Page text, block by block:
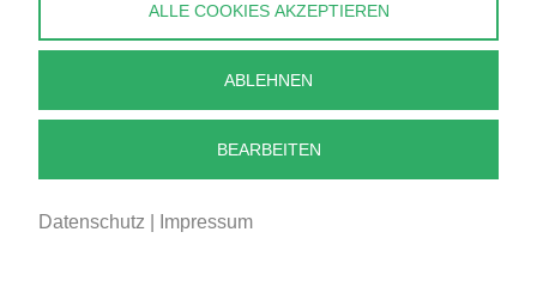
info@perlenpresse.de
Vertrag widerrufen
ALLE COOKIES AKZEPTIEREN
ABLEHNEN
BEARBEITEN
Datenschutz Impressum